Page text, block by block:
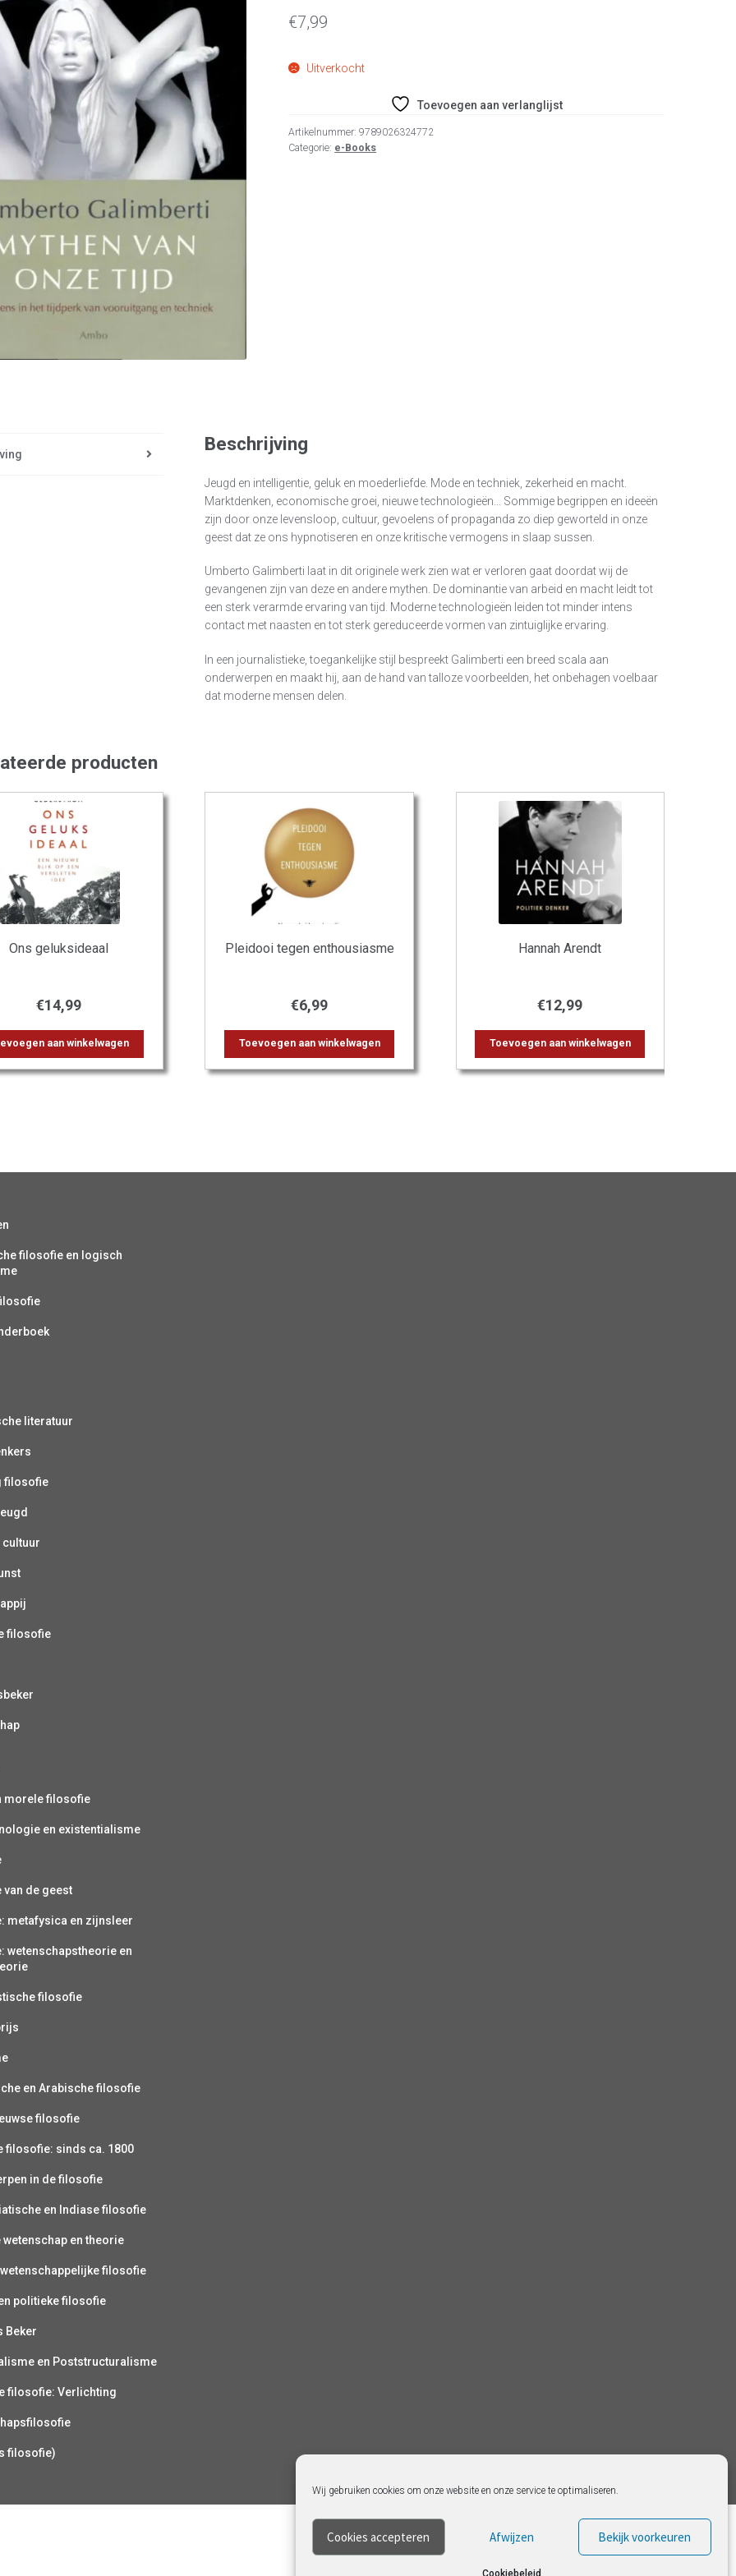
Wij gebruiken cookies om onze website en onze service te optimaliseren.
Cookies accepteren Afwijzen Bekijk voorkeuren
Cookiebeleid
€7,99
Uitverkocht
Toevoegen aan verlanglijst
Artikelnummer:9789026324772
Categorie: e-Books
Beschrijving
Jeugd en intelligentie, geluk en moederliefde. Mode en techniek, zekerheid en macht.
Marktdenken, economische groei, nieuwe technologieën… Sommige begrippen en ideeën
zijn door onze levensloop, cultuur, gevoelens of propaganda zo diep geworteld in onze
geest dat ze ons hypnotiseren en onze kritische vermogens in slaap sussen.
Umberto Galimberti laat in dit originele werk zien wat er verloren gaat doordat wij de
gevangenen zijn van deze en andere mythen. De dominantie van arbeid en macht leidt tot
een sterk verarmde ervaring van tijd. Moderne technologieën leiden tot minder intens
contact met naasten en tot sterk gereduceerde vormen van zintuiglijke ervaring.
In een journalistieke, toegankelijke stijl bespreekt Galimberti een breed scala aan
onderwerpen en maakt hij, aan de hand van talloze voorbeelden, het onbehagen voelbaar
dat moderne mensen delen.
producten
Ons geluksideaal
€14,99
aan winkelwagen
Pleidooi tegen enthousiasme
€6,99
Toevoegen aan winkelwagen
Hannah Arendt
€12,99
Toevoegen aan winkelwagen
filosofie en logisch
literatuur
filosofie
cultuur
filosofie
morele filosofie
en existentialisme
van de geest
metafysica en zijnsleer
wetenschapstheorie en
filosofie
en Arabische filosofie
filosofie
filosofie: sinds ca. 1800
in de filosofie
en Indiase filosofie
wetenschap en theorie
filosofie
politieke filosofie
Beker
en Poststructuralisme
filosofie: Verlichting
filosofie)